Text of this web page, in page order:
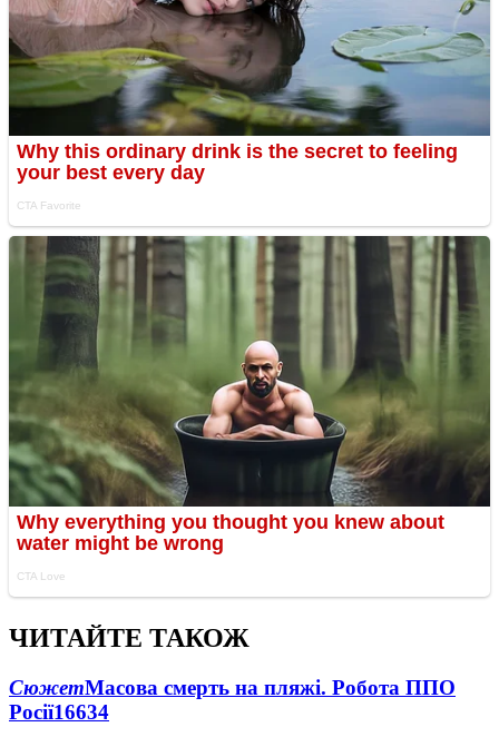
ЧИТАЙТЕ ТАКОЖ
СюжетМасова смерть на пляжі. Робота ППО
Росії16634